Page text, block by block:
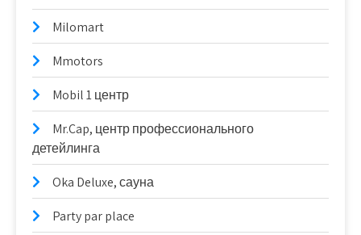
Milomart
Mmotors
Mobil 1 центр
Mr.Cap, центр профессионального
детейлинга
Oka Deluxe, сауна
Party par place